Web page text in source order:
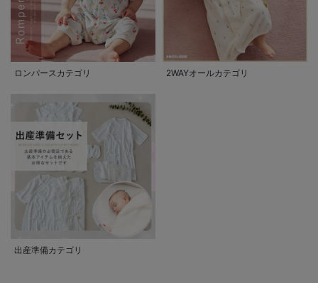
ロンパースカテゴリ 2WAYオールカテゴリ
出産準備カテゴリ